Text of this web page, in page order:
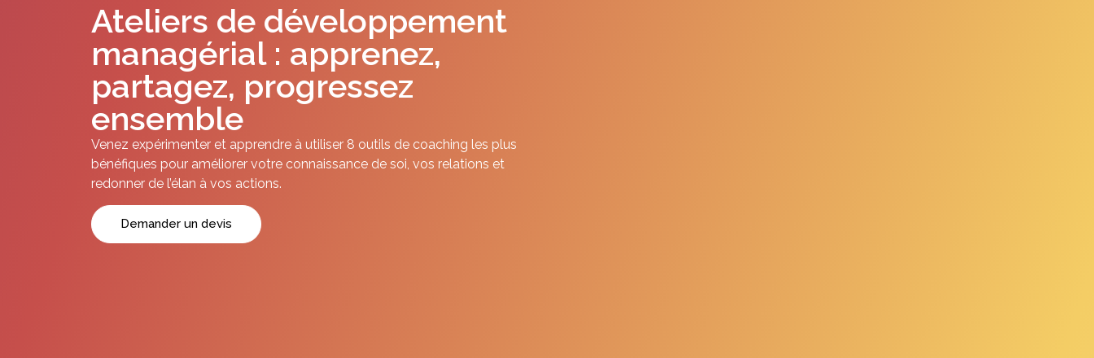
Ateliers de développement
managérial : apprenez,
partagez, progressez
ensemble
Venez expérimenter et apprendre à utiliser 8 outils de coaching les plus
bénéfiques pour améliorer votre connaissance de soi, vos relations et
redonner de l’élan à vos actions.
Demander un devis